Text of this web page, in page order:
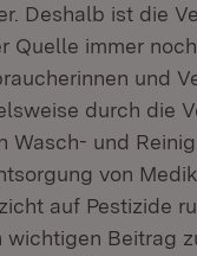
Deshalb ist die
Quelle immer
und
durch die
Wasch- und
von
auf Pestizide
wichtigen Beitrag